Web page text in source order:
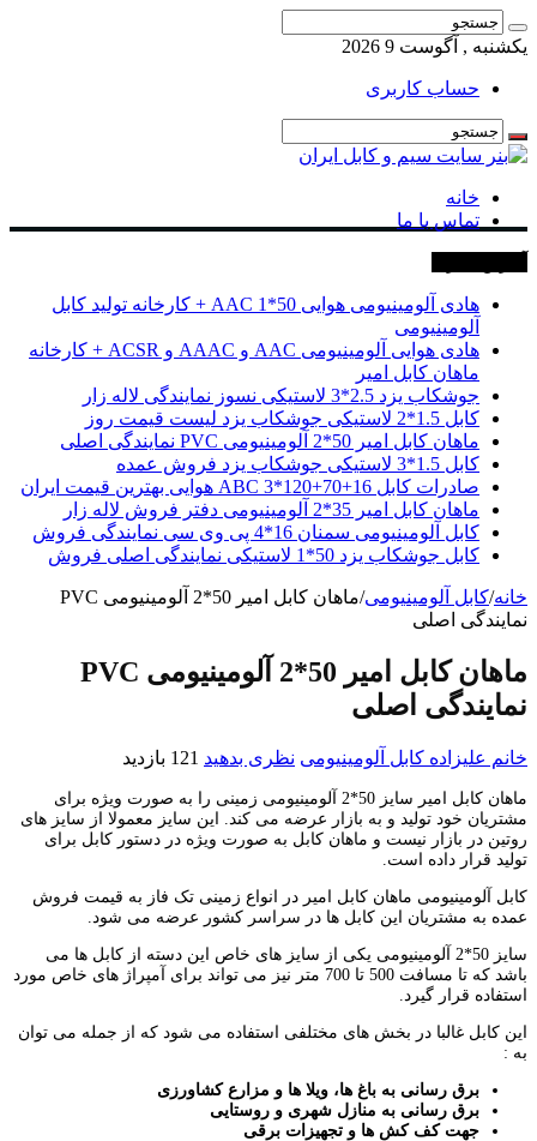
یکشنبه , آگوست 9 2026
حساب کاربری
خانه
تماس با ما
هادی آلومینیومی هوایی 50*1 AAC + کارخانه تولید کابل
آلومینیومی
هادی هوایی آلومینیومی AAC و AAAC و ACSR + کارخانه
ماهان کابل امیر
جوشکاب یزد 2.5*3 لاستیکی نسوز نمایندگی لاله زار
کابل 1.5*2 لاستیکی جوشکاب یزد لیست قیمت روز
ماهان کابل امیر 50*2 آلومینیومی PVC نمایندگی اصلی
کابل 1.5*3 لاستیکی جوشکاب یزد فروش عمده
صادرات کابل 16+70+120*3 ABC هوایی بهترین قیمت ایران
ماهان کابل امیر 35*2 آلومینیومی دفتر فروش لاله زار
کابل آلومینیومی سمنان 16*4 پی وی سی نمایندگی فروش
کابل جوشکاب یزد 50*1 لاستیکی نمایندگی اصلی فروش
خانه/کابل آلومینیومی/
ماهان کابل امیر 50*2 آلومینیومی PVC
نمایندگی اصلی
ماهان کابل امیر 50*2 آلومینیومی PVC
نمایندگی اصلی
خانم علیزاده کابل آلومینیومی نظری بدهید 121 بازدید
ماهان کابل امیر سایز 50*2 آلومینیومی زمینی را به صورت ویژه برای
مشتریان خود تولید و به بازار عرضه می کند. این سایز معمولا از سایز های
روتین در بازار نیست و ماهان کابل به صورت ویژه در دستور کابل برای
تولید قرار داده است.
کابل آلومینیومی ماهان کابل امیر در انواع زمینی تک فاز به قیمت فروش
عمده به مشتریان این کابل ها در سراسر کشور عرضه می شود.
سایز 50*2 آلومینیومی یکی از سایز های خاص این دسته از کابل ها می
باشد که تا مسافت 500 تا 700 متر نیز می تواند برای آمپراژ های خاص مورد
استفاده قرار گیرد.
این کابل غالبا در بخش های مختلفی استفاده می شود که از جمله می توان
به :
برق رسانی به باغ ها، ویلا ها و مزارع کشاورزی
برق رسانی به منازل شهری و روستایی
جهت کف کش ها و تجهیزات برقی